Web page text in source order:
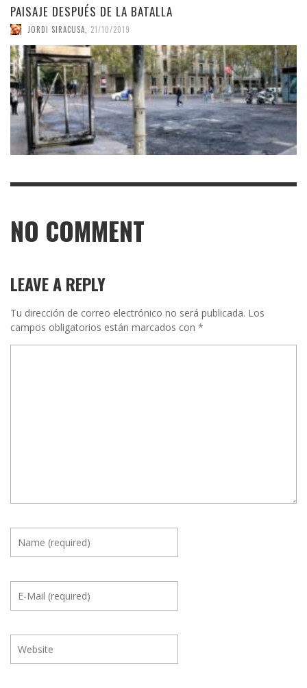
PAISAJE DESPUÉS DE LA BATALLA
JORDI SIRACUSA 21/10/2019
NO COMMENT
LEAVE A REPLY
Tu dirección de correo electrónico no será publicada. Los
campos obligatorios están marcados con *